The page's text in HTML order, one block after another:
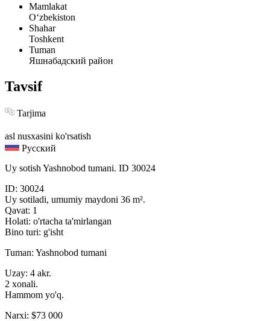
Mamlakat
Oʻzbekiston
Shahar
Toshkent
Tuman
Яшнабадский район
Tavsif
Tarjima
asl nusxasini ko'rsatish
Русский
Uy sotish Yashnobod tumani. ID 30024
ID: 30024
Uy sotiladi, umumiy maydoni 36 m².
Qavat: 1
Holati: o'rtacha ta'mirlangan
Bino turi: g'isht
Tuman: Yashnobod tumani
Uzay: 4 akr.
2 xonali.
Hammom yo'q.
Narxi: $73 000